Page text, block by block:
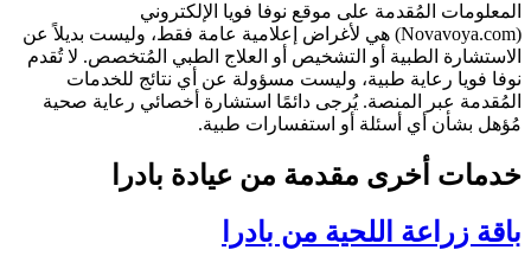
المعلومات المُقدمة على موقع نوفا فويا الإلكتروني
(Novavoya.com) هي لأغراض إعلامية عامة فقط، وليست بديلاً عن
الاستشارة الطبية أو التشخيص أو العلاج الطبي المُتخصص. لا تُقدم
نوفا فويا رعاية طبية، وليست مسؤولة عن أي نتائج للخدمات
المُقدمة عبر المنصة. يُرجى دائمًا استشارة أخصائي رعاية صحية
مُؤهل بشأن أي أسئلة أو استفسارات طبية.
خدمات أخرى مقدمة من عيادة بادرا
باقة زراعة اللحية من بادرا